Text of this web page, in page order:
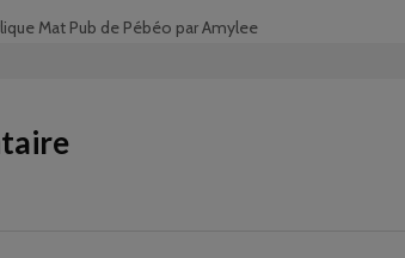
Mat Pub de Pébéo par Amylee